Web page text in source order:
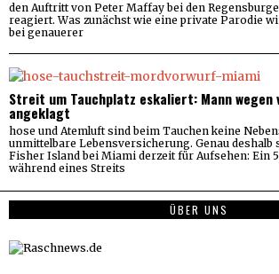
den Auftritt von Peter Maffay bei den
reagiert. Was zunächst wie eine private Parodie
bei genauerer
Streit um Tauchplatz eskaliert: Mann
angeklagt
hose und Atemluft sind beim Tauchen keine
unmittelbare Lebensversicherung. Genau
Fisher Island bei Miami derzeit für Aufsehen: Ein
während eines Streits
ÜBER UNS